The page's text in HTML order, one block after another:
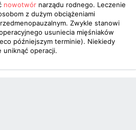
nowotwór narządu rodnego. Leczenie
z dużym obciążeniami
Zwykle stanowi
usuniecia mięśniaków
późniejszym terminie). Niekiedy
uniknąć operacji.